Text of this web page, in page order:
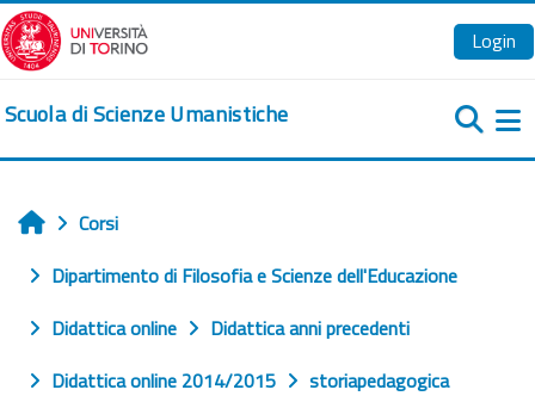
Vai al contenuto principale
Login
Scuola di Scienze Umanistiche
Home
Corsi
Dipartimento di Filosofia e Scienze dell'Educazione
Didattica online
Didattica anni precedenti
Didattica online 2014/2015
storiapedagogica